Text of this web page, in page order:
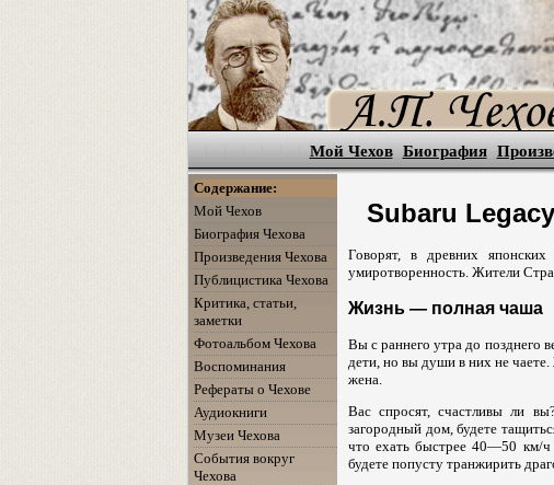
Мой Чехов Биография
Содержание:
Мой Чехов
Биография Чехова
Произведения Чехова
Публицистика Чехова
Критика, статьи,
заметки
Фотоальбом Чехова
Воспоминания
Рефераты о Чехове
Аудиокниги
Музеи Чехова
События вокруг
Чехова
Subaru
Говорят, в древних
умиротворенность. Жители
Жизнь — полная чаша
Вы с раннего утра до позднего
дети, но вы души в них не
жена.
Вас спросят, счастливы ли
загородный дом, будете
что ехать быстрее 40—50 км/ч
будете попусту транжирить